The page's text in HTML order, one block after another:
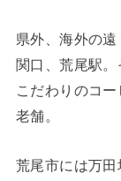
県外、海外の
関口、荒尾駅
こだわりのコ
老舗。
荒尾市には万